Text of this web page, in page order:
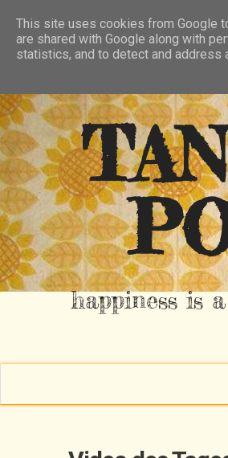
RSS FEED
happiness is
This site uses cookies from Google
are shared with Google along with
statistics, and to detect and address